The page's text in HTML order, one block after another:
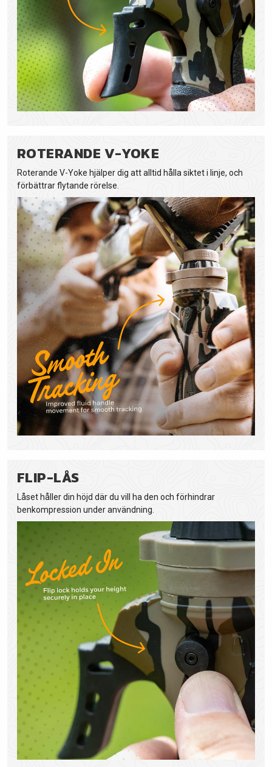
ROTERANDE V-YOKE
Roterande V-Yoke hjälper dig att alltid hålla siktet i linje, och
förbättrar flytande rörelse.
FLIP-LÅS
Låset håller din höjd där du vill ha den och förhindrar
benkompression under användning.